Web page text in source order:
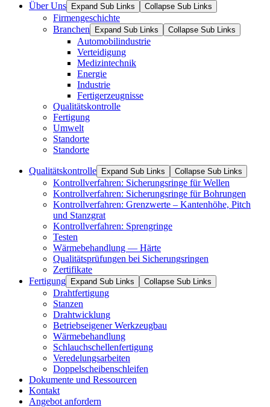
Über Uns
Expand Sub Links Collapse Sub Links
Firmengeschichte
Branchen
Expand Sub Links Collapse Sub Links
Automobilindustrie
Verteidigung
Medizintechnik
Energie
Industrie
Fertigerzeugnisse
Qualitätskontrolle
Fertigung
Umwelt
Standorte
Standorte
Qualitätskontrolle Expand Sub Links Collapse Sub Links
Kontrollverfahren: Sicherungsringe für Wellen
Kontrollverfahren: Sicherungsringe für Bohrungen
Kontrollverfahren: Grenzwerte – Kantenhöhe, Pitch
und Stanzgrat
Kontrollverfahren: Sprengringe
Testen
Wärmebehandlung — Härte
Qualitätsprüfungen bei Sicherungsringen
Zertifikate
Fertigung
Expand Sub Links Collapse Sub Links
Drahtfertigung
Stanzen
Drahtwicklung
Betriebseigener Werkzeugbau
Wärmebehandlung
Schlauchschellenfertigung
Veredelungsarbeiten
Doppelscheibenschleifen
Dokumente und Ressourcen
Kontakt
Angebot anfordern